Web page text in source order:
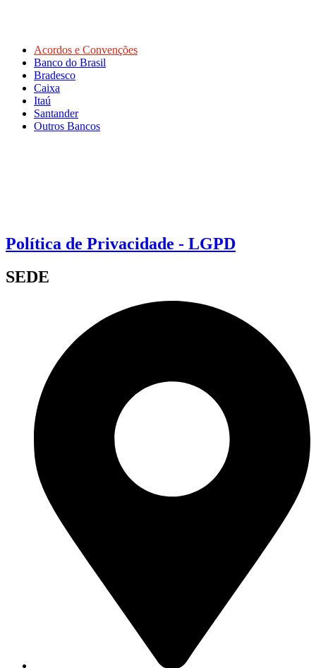
Acordos e Convenções
Banco do Brasil
Bradesco
Caixa
Itaú
Santander
Outros Bancos
Política de Privacidade - LGPD
SEDE